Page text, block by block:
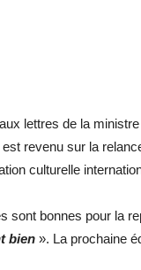
lettres de la
revenu sur la
culturelle
sont bonnes pour la
bien ». La prochaine